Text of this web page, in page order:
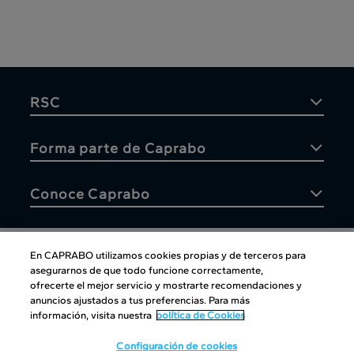
RSC
Forma parte de Caprabo
Conoce Caprabo
Atención al cliente
En CAPRABO utilizamos cookies propias y de terceros para
asegurarnos de que todo funcione correctamente,
ofrecerte el mejor servicio y mostrarte recomendaciones y
anuncios ajustados a tus preferencias. Para más
información, visita nuestra política de Cookies
Configuración de cookies